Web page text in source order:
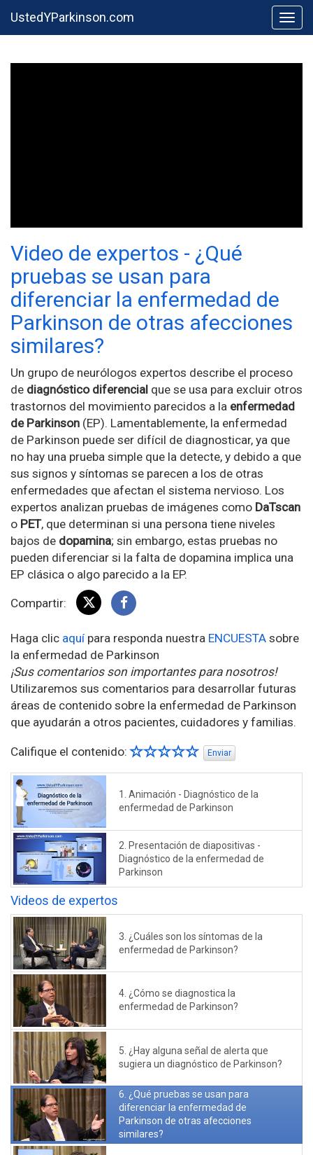
UstedYParkinson.com
Video de expertos - ¿Qué
pruebas se usan para
diferenciar la enfermedad de
Parkinson de otras afecciones
similares?
Un grupo de neurólogos expertos describe el proceso
de diagnóstico diferencial que se usa para excluir otros
trastornos del movimiento parecidos a la enfermedad
de Parkinson (EP). Lamentablemente, la enfermedad
de Parkinson puede ser difícil de diagnosticar, ya que
no hay una prueba simple que la detecte, y debido a que
sus signos y síntomas se parecen a los de otras
enfermedades que afectan el sistema nervioso. Los
expertos analizan pruebas de imágenes como DaTscan
o PET, que determinan si una persona tiene niveles
bajos de dopamina; sin embargo, estas pruebas no
pueden diferenciar si la falta de dopamina implica una
EP clásica o algo parecido a la EP.
Compartir:
Haga clic aquí para responda nuestra ENCUESTA sobre
la enfermedad de Parkinson
¡Sus comentarios son importantes para nosotros!
Utilizaremos sus comentarios para desarrollar futuras
áreas de contenido sobre la enfermedad de Parkinson
que ayudarán a otros pacientes, cuidadores y familias.
Califique el contenido: Enviar
1. Animación - Diagnóstico de la
enfermedad de Parkinson
2. Presentación de diapositivas -
Diagnóstico de la enfermedad de
Parkinson
Videos de expertos
3. ¿Cuáles son los síntomas de la
enfermedad de Parkinson?
4. ¿Cómo se diagnostica la
enfermedad de Parkinson?
5. ¿Hay alguna señal de alerta que
sugiera un diagnóstico de Parkinson?
6. ¿Qué pruebas se usan para
diferenciar la enfermedad de
Parkinson de otras afecciones
similares?